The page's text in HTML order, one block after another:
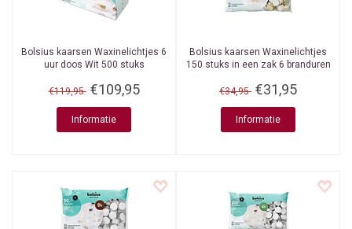
Bolsius kaarsen Waxinelichtjes 6
uur doos Wit 500 stuks
€119,95 €109,95
Informatie
Bolsius kaarsen Waxinelichtjes
150 stuks in een zak 6 branduren
€34,95 €31,95
Informatie